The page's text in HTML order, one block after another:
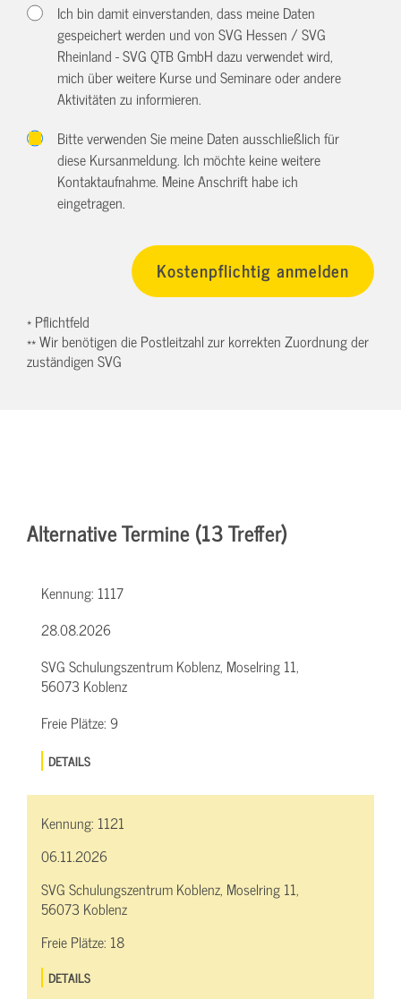
Ich bin damit einverstanden, dass meine Daten
gespeichert werden und von SVG Hessen / SVG
Rheinland - SVG QTB GmbH dazu verwendet wird,
mich über weitere Kurse und Seminare oder andere
Aktivitäten zu informieren.
Bitte verwenden Sie meine Daten ausschließlich für
diese Kursanmeldung. Ich möchte keine weitere
Kontaktaufnahme. Meine Anschrift habe ich
eingetragen.
* Pflichtfeld
** Wir benötigen die Postleitzahl zur korrekten Zuordnung der
zuständigen SVG
Alternative Termine (13 Treffer)
Kennung: 1117
28.08.2026
SVG Schulungszentrum Koblenz, Moselring 11,
56073 Koblenz
Freie Plätze: 9
DETAILS
Kennung: 1121
06.11.2026
SVG Schulungszentrum Koblenz, Moselring 11,
56073 Koblenz
Freie Plätze: 18
DETAILS